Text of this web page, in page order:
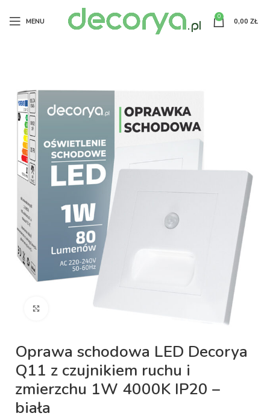
MENU
0
0,00 ZŁ
Kliknij aby powiększyć
Oprawa schodowa LED Decorya
Q11 z czujnikiem ruchu i
zmierzchu 1W 4000K IP20 –
biała